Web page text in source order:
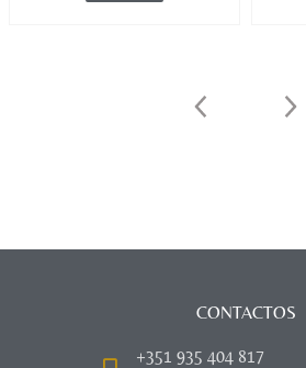
CONTACTOS
+351 935 404 817